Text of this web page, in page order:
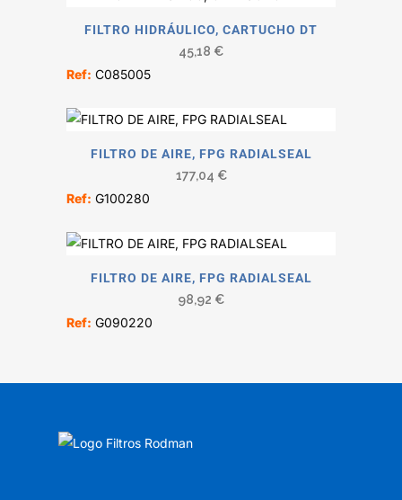
FILTRO HIDRÁULICO, CARTUCHO DT
45,18 €
Ref: C085005
FILTRO DE AIRE, FPG RADIALSEAL
177,04 €
Ref: G100280
FILTRO DE AIRE, FPG RADIALSEAL
98,92 €
Ref: G090220